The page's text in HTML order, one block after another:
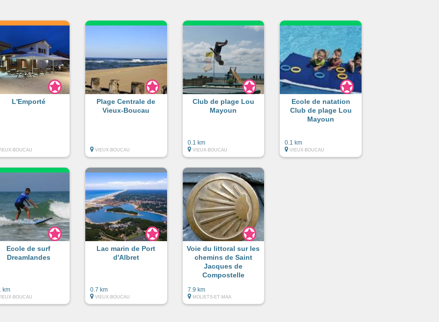
L'Emporté
BOUCAU
Plage Centrale de
Vieux-Boucau
VIEUX-BOUCAU
Club de plage Lou
Mayoun
0.1 km
VIEUX-BOUCAU
Ecole de natation
Club de plage Lou
Mayoun
0.1 km
VIEUX-BOUCAU
Ecole de surf
Dreamlandes
km
BOUCAU
Lac marin de Port
d'Albret
0.7 km
VIEUX-BOUCAU
Voie du littoral sur les
chemins de Saint
Jacques de
Compostelle
7.9 km
MOLIETS-ET-MAA